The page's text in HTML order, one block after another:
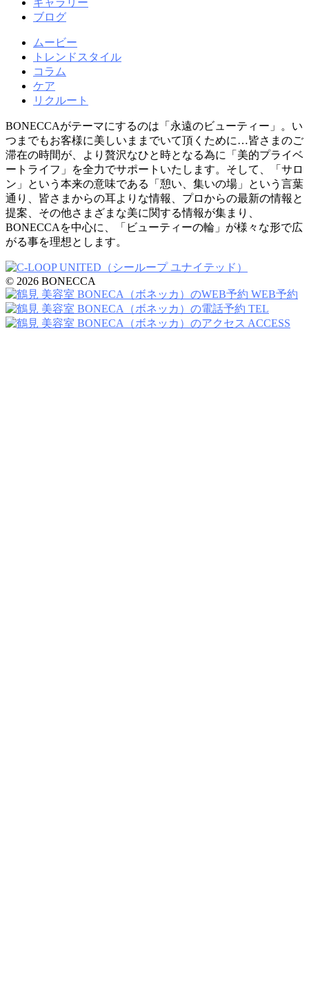
ブログ
ムービー
トレンドスタイル
コラム
ケア
リクルート
BONECCAがテーマにするのは「永遠のビューティー」。い
つまでもお客様に美しいままでいて頂くために…皆さまのご
滞在の時間が、より贅沢なひと時となる為に「美的プライベ
ートライフ」を全力でサポートいたします。そして、「サロ
ン」という本来の意味である「憩い、集いの場」という言葉
通り、皆さまからの耳よりな情報、プロからの最新の情報と
提案、その他さまざまな美に関する情報が集まり、
BONECCAを中心に、「ビューティーの輪」が様々な形で広
がる事を理想とします。
© 2026 BONECCA
WEB予約
TEL
ACCESS